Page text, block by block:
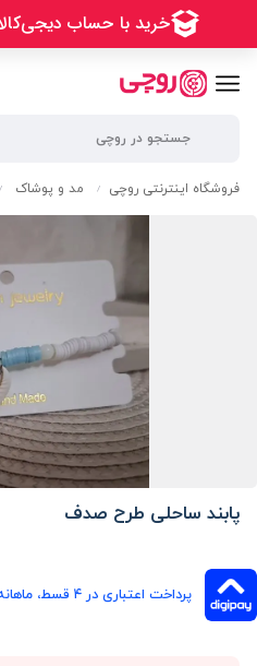
فروشگاه اینترنتی روچی / مد و پوشاک /
پابند ساحلی طرح صدف
پرداخت اعتباری در ۴ قسط، ماهانه 50,000 تومان